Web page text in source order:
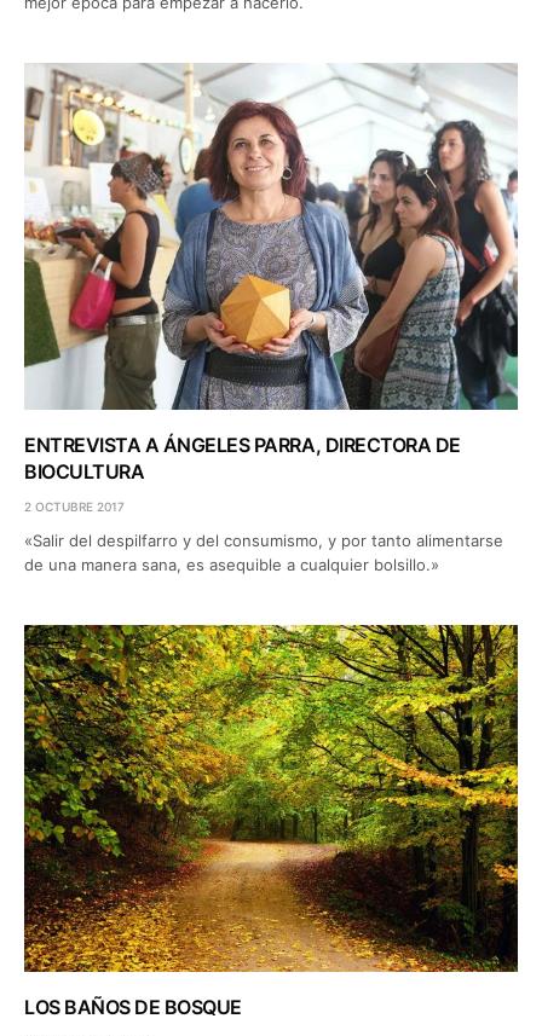
ENTREVISTA A ÁNGELES PARRA, DIRECTORA DE
BIOCULTURA
2 OCTUBRE 2017
«Salir del despilfarro y del consumismo, y por tanto alimentarse
de una manera sana, es asequible a cualquier bolsillo.»
LOS BAÑOS DE BOSQUE